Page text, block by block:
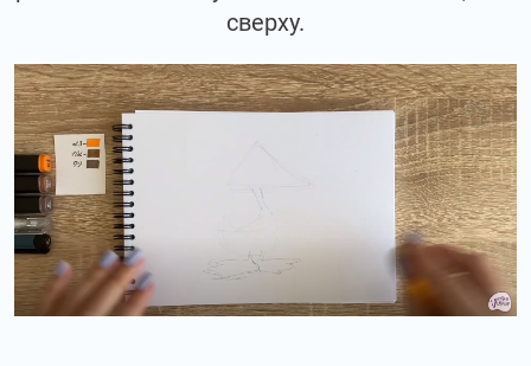
сверху.